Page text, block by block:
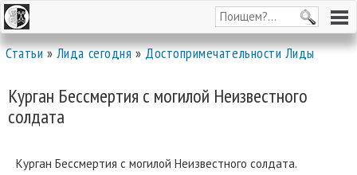
Статьи»Лида сегодня»Достопримечательности Лиды
Курган Бессмертия с могилой Неизвестного
солдата
Курган Бессмертия с могилой Неизвестного солдата.